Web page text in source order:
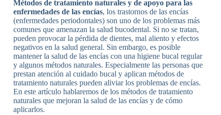
Métodos de tratamiento naturales y de apoyo para las
enfermedades de las encías, los trastornos de las encías
(enfermedades periodontales) son uno de los problemas más
comunes que amenazan la salud bucodental. Si no se tratan,
pueden provocar la pérdida de dientes, mal aliento y efectos
negativos en la salud general. Sin embargo, es posible
mantener la salud de las encías con una higiene bucal regular
y algunos métodos naturales. Especialmente las personas que
prestan atención al cuidado bucal y aplican métodos de
tratamiento naturales pueden aliviar los problemas de encías.
En este artículo hablaremos de los métodos de tratamiento
naturales que mejoran la salud de las encías y de cómo
aplicarlos.